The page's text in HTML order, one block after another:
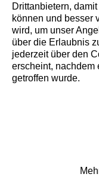
Drittanbietern,
können und besser
wird, um unser
über die Erlaubnis
jederzeit über den
erscheint, nachdem
getroffen wurde.